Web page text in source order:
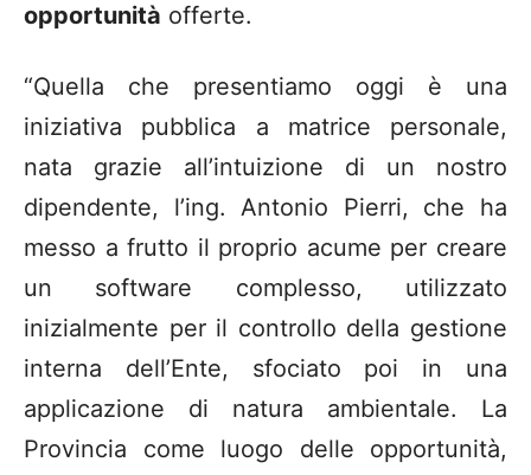
opportunità offerte.
“Quella che presentiamo oggi è una
iniziativa pubblica a matrice personale,
nata grazie all’intuizione di un nostro
dipendente, l’ing. Antonio Pierri, che ha
messo a frutto il proprio acume per creare
un software complesso, utilizzato
inizialmente per il controllo della gestione
interna dell’Ente, sfociato poi in una
applicazione di natura ambientale. La
Provincia come luogo delle opportunità,